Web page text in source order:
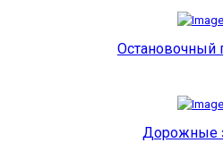
Остановочный
Дорожные